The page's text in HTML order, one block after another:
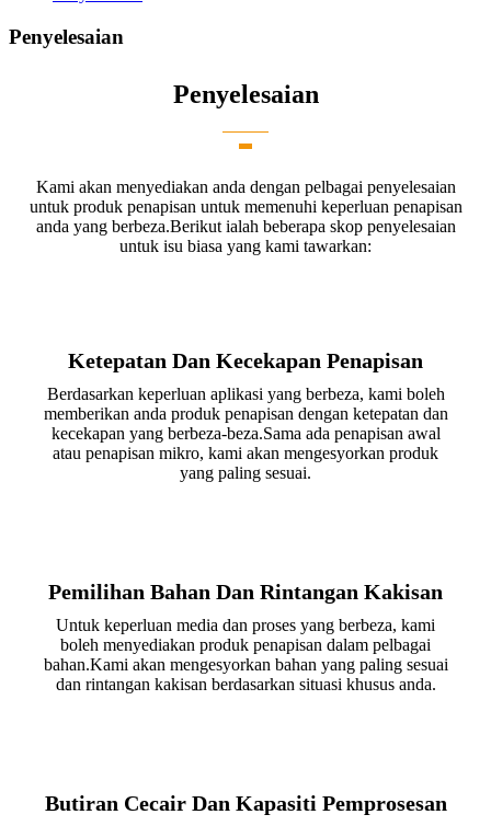
Penyelesaian
Penyelesaian
Kami akan menyediakan anda dengan pelbagai penyelesaian
untuk produk penapisan untuk memenuhi keperluan penapisan
anda yang berbeza.Berikut ialah beberapa skop penyelesaian
untuk isu biasa yang kami tawarkan:
Ketepatan Dan Kecekapan Penapisan
Berdasarkan keperluan aplikasi yang berbeza, kami boleh
memberikan anda produk penapisan dengan ketepatan dan
kecekapan yang berbeza-beza.Sama ada penapisan awal
atau penapisan mikro, kami akan mengesyorkan produk
yang paling sesuai.
Pemilihan Bahan Dan Rintangan Kakisan
Untuk keperluan media dan proses yang berbeza, kami
boleh menyediakan produk penapisan dalam pelbagai
bahan.Kami akan mengesyorkan bahan yang paling sesuai
dan rintangan kakisan berdasarkan situasi khusus anda.
Butiran Cecair Dan Kapasiti Pemprosesan